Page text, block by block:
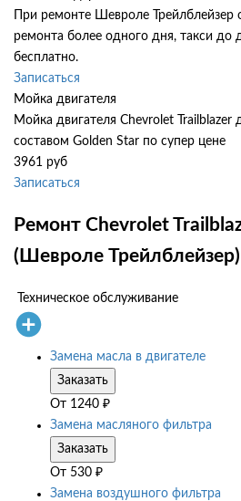
При ремонте Шевроле Трейлблейзер
ремонта более одного дня, такси до
бесплатно.
Записаться
Мойка двигателя
Мойка двигателя Chevrolet Trailblazer
составом Golden Star по супер цене
3961 руб
Записаться
Ремонт Chevrolet
(Шевроле
Техническое обслуживание
Замена масла в двигателе
Заказать
От 1240 ₽
Замена масляного фильтра
Заказать
От 530 ₽
Замена воздушного фильтра